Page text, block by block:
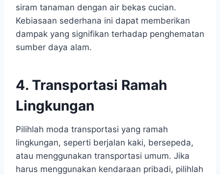
siram tanaman dengan air bekas cucian.
Kebiasaan sederhana ini dapat memberikan
dampak yang signifikan terhadap penghematan
sumber daya alam.
4. Transportasi Ramah
Lingkungan
Pilihlah moda transportasi yang ramah
lingkungan, seperti berjalan kaki, bersepeda,
atau menggunakan transportasi umum. Jika
harus menggunakan kendaraan pribadi, pilihlah